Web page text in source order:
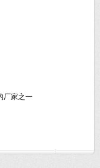
厂家之一